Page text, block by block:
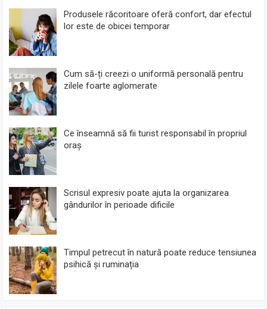
Produsele răcoritoare oferă confort, dar efectul
lor este de obicei temporar
Cum să-ți creezi o uniformă personală pentru
zilele foarte aglomerate
Ce înseamnă să fii turist responsabil în propriul
oraș
Scrisul expresiv poate ajuta la organizarea
gândurilor în perioade dificile
Timpul petrecut în natură poate reduce tensiunea
psihică și ruminația